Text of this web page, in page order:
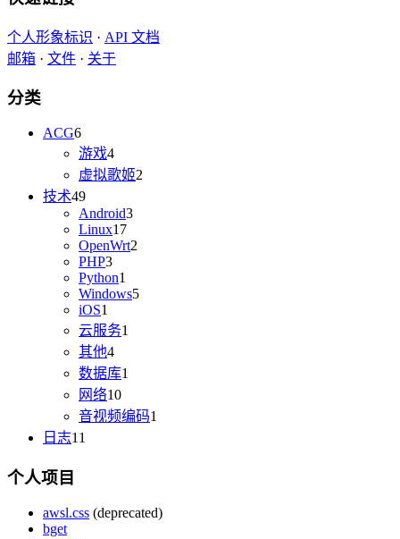
个人形象标识 · API 文档
邮箱 · 文件 · 关于
分类
ACG6
游戏4
虚拟歌姬2
技术49
Android3
Linux17
OpenWrt2
PHP3
Python1
Windows5
iOS1
云服务1
其他4
数据库1
网络10
音视频编码1
日志11
个人项目
awsl.css (deprecated)
bget